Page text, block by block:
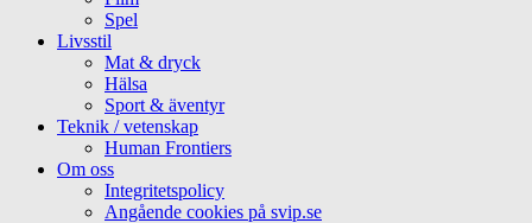
Spel
Livsstil
Mat & dryck
Hälsa
Sport & äventyr
Teknik / vetenskap
Human Frontiers
Om oss
Integritetspolicy
Angående cookies på svip.se